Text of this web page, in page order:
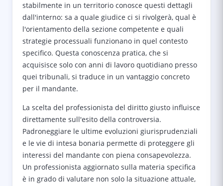
stabilmente in un territorio conosce questi dettagli
dall'interno: sa a quale giudice ci si rivolgerà, qual è
l'orientamento della sezione competente e quali
strategie processuali funzionano in quel contesto
specifico. Questa conoscenza pratica, che si
acquisisce solo con anni di lavoro quotidiano presso
quei tribunali, si traduce in un vantaggio concreto
per il mandante.
La scelta del professionista del diritto giusto influisce
direttamente sull'esito della controversia.
Padroneggiare le ultime evoluzioni giurisprudenziali
e le vie di intesa bonaria permette di proteggere gli
interessi del mandante con piena consapevolezza.
Un professionista aggiornato sulla materia specifica
è in grado di valutare non solo la situazione attuale,